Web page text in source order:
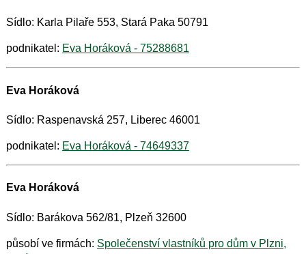
Sídlo: Karla Pilaře 553, Stará Paka 50791
podnikatel: Eva Horáková - 75288681
Eva Horáková
Sídlo: Raspenavská 257, Liberec 46001
podnikatel: Eva Horáková - 74649337
Eva Horáková
Sídlo: Barákova 562/81, Plzeň 32600
působí ve firmách: Společenství vlastníků pro dům v Plzni,